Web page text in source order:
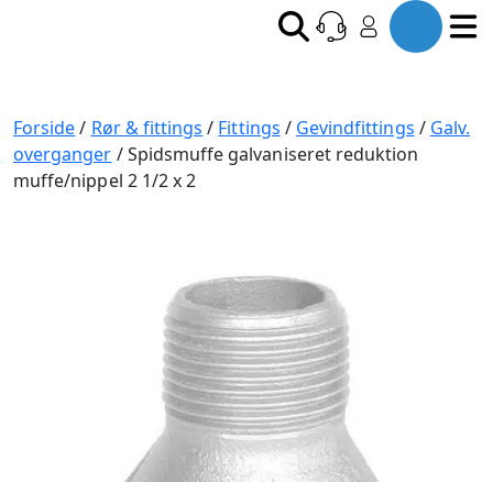
Forside/ Rør & fittings / Fittings / Gevindfittings / Galv.
overganger / Spidsmuffe galvaniseret reduktion
muffe/nippel 2 1/2 x 2